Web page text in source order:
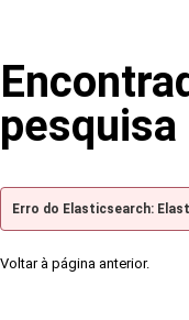
pesquisa
Erro do Elasticsearch:
Voltar à página anterior.